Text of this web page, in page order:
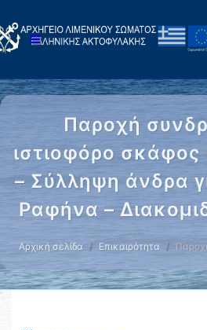
Παροχή
ιστιοφόρο
– Σύλληψη άνδρα
Ραφήνα –
Αρχική σελίδα Επικαιρότητα